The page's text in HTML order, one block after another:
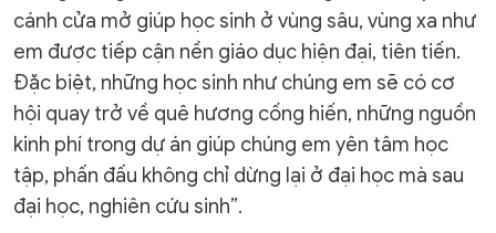
cánh cửa mở giúp học sinh ở vùng sâu, vùng xa như
em được tiếp cận nền giáo dục hiện đại, tiên tiến.
Đặc biệt, những học sinh như chúng em sẽ có cơ
hội quay trở về quê hương cống hiến, những nguồn
kinh phí trong dự án giúp chúng em yên tâm học
tập, phấn đấu không chỉ dừng lại ở đại học mà sau
đại học, nghiên cứu sinh”.